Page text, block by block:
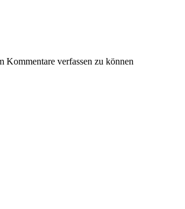
Kommentare verfassen zu können